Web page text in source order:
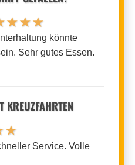
★★★
könnte
Sehr gutes Essen.
KREUZFAHRTEN
★
Service. Volle